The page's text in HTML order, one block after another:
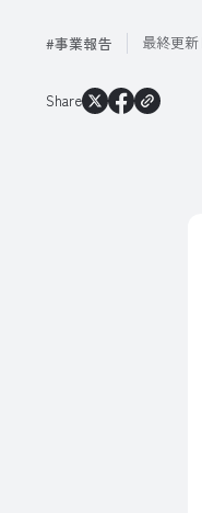
事業報告 最終更新
Share